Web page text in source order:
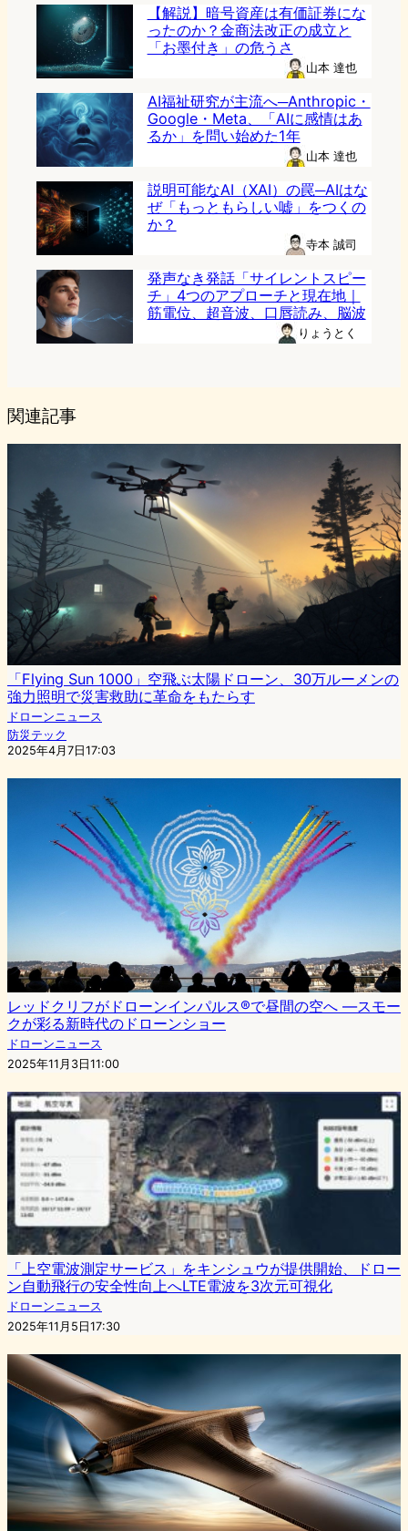
【解説】暗号資産は有価証券にな
ったのか？金商法改正の成立と
「お墨付き」の危うさ
山本 達也
AI福祉研究が主流へ─Anthropic・
Google・Meta、「AIに感情はあ
るか」を問い始めた1年
山本 達也
説明可能なAI（XAI）の罠─AIはな
ぜ「もっともらしい嘘」をつくの
か？
寺本 誠司
発声なき発話「サイレントスピー
チ」4つのアプローチと現在地｜
筋電位、超音波、口唇読み、脳波
りょうとく
関連記事
「Flying Sun 1000」空飛ぶ太陽ドローン、30万ルーメンの
強力照明で災害救助に革命をもたらす
ドローンニュース
防災テック
2025年4月7日17:03
レッドクリフがドローンインパルス®で昼間の空へ ―スモー
クが彩る新時代のドローンショー
ドローンニュース
2025年11月3日11:00
「上空電波測定サービス」をキンシュウが提供開始、ドロー
ン自動飛行の安全性向上へLTE電波を3次元可視化
ドローンニュース
2025年11月5日17:30